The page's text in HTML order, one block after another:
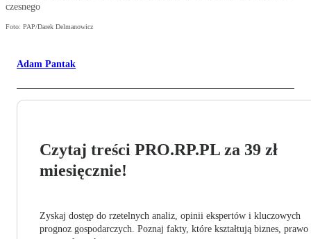
czesnego
Foto: PAP/Darek Delmanowicz
Adam Pantak
Czytaj treści PRO.RP.PL za 39 zł
miesięcznie!
Zyskaj dostęp do rzetelnych analiz, opinii ekspertów i kluczowych
prognoz gospodarczych. Poznaj fakty, które kształtują biznes, prawo